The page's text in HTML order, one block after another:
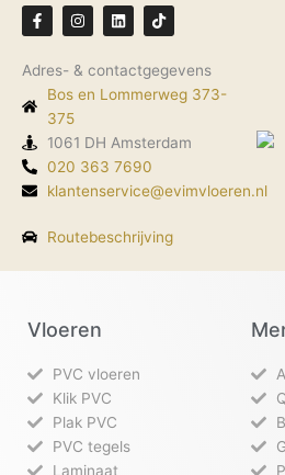
F
a
c
b
o
f
I
n
s
a
g
r
m
L
i
n
e
d
i
T
i
k
o
k
Adres- & contactgegevens
Bos en Lommerweg 373-
375
1061 DH Amsterdam
020 363 7690
klantenservice@evimvloeren.nl
Routebeschrijving
Vloeren
PVC vloeren
Klik PVC
Plak PVC
PVC tegels
Laminaat